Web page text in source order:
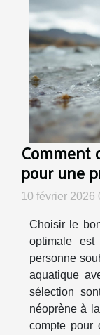
Comment
pour une
10 février 2026
Choisir le
optimale
personne
aquatique
sélection
néoprène à
compte pour